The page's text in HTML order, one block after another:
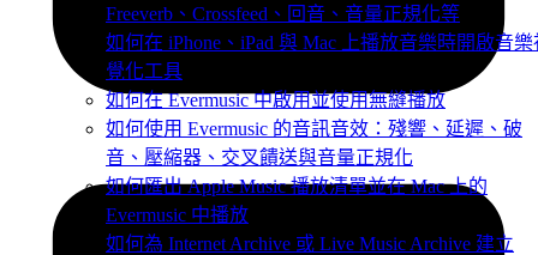
Freeverb、Crossfeed、回音、音量正規化等
如何在 iPhone、iPad 與 Mac 上播放音樂時開啟音樂
覺化工具
如何在 Evermusic 中啟用並使用無縫播放
如何使用 Evermusic 的音訊音效：殘響、延遲、破
音、壓縮器、交叉饋送與音量正規化
如何匯出 Apple Music 播放清單並在 Mac 上的
Evermusic 中播放
如何為 Internet Archive 或 Live Music Archive 建立